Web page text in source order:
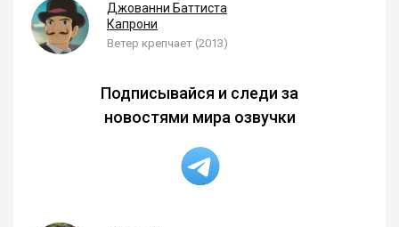
Джованни Баттиста
Капрони
Ветер крепчает (2013)
Подписывайся и следи за
новостями мира озвучки